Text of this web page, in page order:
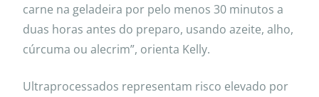
carne na geladeira por pelo menos 30 minutos a
duas horas antes do preparo, usando azeite, alho,
cúrcuma ou alecrim”, orienta Kelly.
Ultraprocessados representam risco elevado por